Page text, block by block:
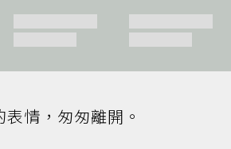
情，匆匆離開。